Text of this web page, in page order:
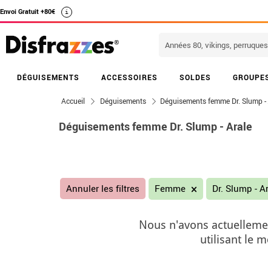
Envoi Gratuit +80€ i
DÉGUISEMENTS ACCESSOIRES SOLDES
Accueil Déguisements Déguisements femme Dr. Slump
Déguisements femme Dr. Slump - Arale
Annuler les filtres Femme Dr. Slump -
Nous n'avons
utilisant le